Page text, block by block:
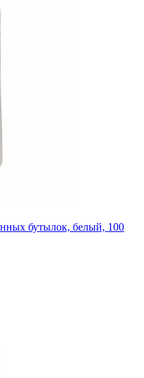
бутылок, белый, 100